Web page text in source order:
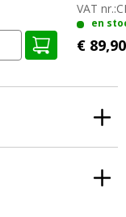
VAT nr.:
en
€ 89,90